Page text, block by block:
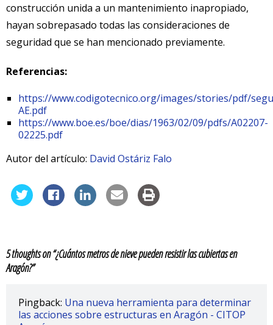
construcción unida a un mantenimiento inapropiado,
hayan sobrepasado todas las consideraciones de
seguridad que se han mencionado previamente.
Referencias:
https://www.codigotecnico.org/images/stories/pdf/
AE.pdf
https://www.boe.es/boe/dias/1963/02/09/pdfs/A02207-
02225.pdf
Autor del artículo: David Ostáriz Falo
5 thoughts on “¿Cuántos metros de nieve pueden resistir las cubiertas en
Aragón?”
Pingback: Una nueva herramienta para determinar
las acciones sobre estructuras en Aragón - CITOP